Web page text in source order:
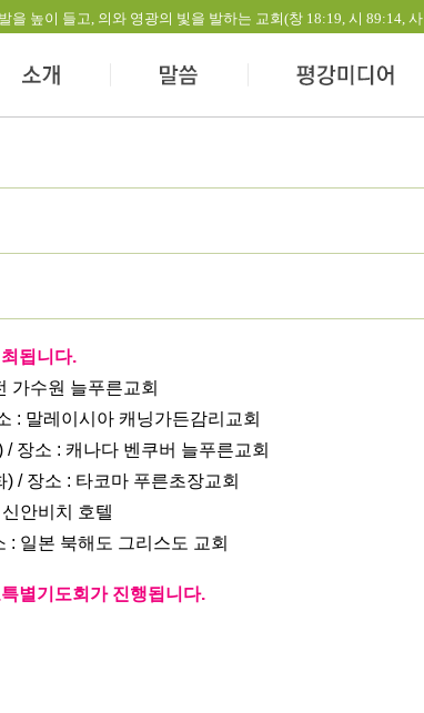
높이 들고, 의와 영광의 빛을 발하는 교회(창 18:19, 시 89:14,
됩니다.
가수원 늘푸른교회
: 말레이시아 캐닝가든감리교회
장소 : 캐나다 벤쿠버 늘푸른교회
/ 장소 : 타코마 푸른초장교회
안비치 호텔
: 일본 북해도 그리스도 교회
별기도회가 진행됩니다.